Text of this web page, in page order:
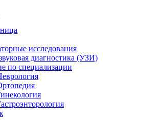
исследования
диагностика (УЗИ)
по специализации